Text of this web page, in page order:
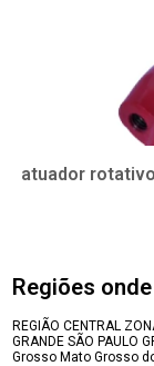
atuador rotativo
Regiões
REGIÃO CENTRAL
GRANDE SÃO PAULO
Grosso Mato Grosso